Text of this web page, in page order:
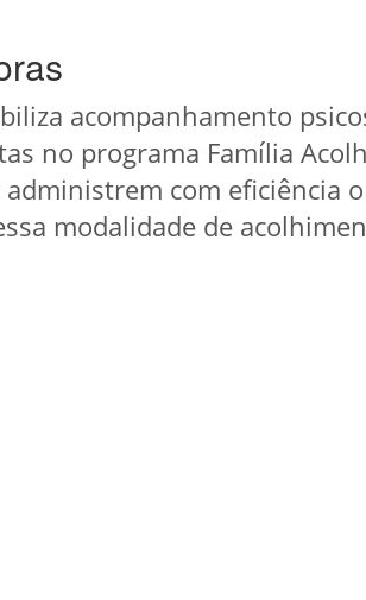
acompanhamento
no programa Família
com eficiência
modalidade de